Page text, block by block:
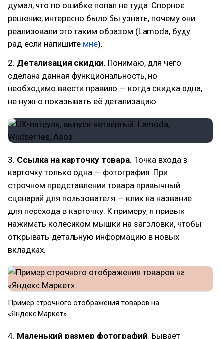
думал, что по ошибке попал не туда. Спорное
решение, интересно было бы узнать, почему они
реализовали это таким образом (Lamoda, буду
рад если напишите мне).
2. Детализация скидки. Понимаю, для чего
сделана данная функциональность, но
необходимо ввести правило — когда скидка одна,
не нужно показывать её детализацию.
3. Ссылка на карточку товара. Точка входа в
карточку только одна — фотография. При
строчном представлении товара привычный
сценарий для пользователя — клик на название
для перехода в карточку. К примеру, я привык
нажимать колёсиком мышки на заголовки, чтобы
открывать детальную информацию в новых
вкладках.
Пример строчного отображения товаров на
«Яндекс.Маркет»
4. Маленький размер фотографий. Бывает